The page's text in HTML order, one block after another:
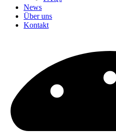
News
Über uns
Kontakt